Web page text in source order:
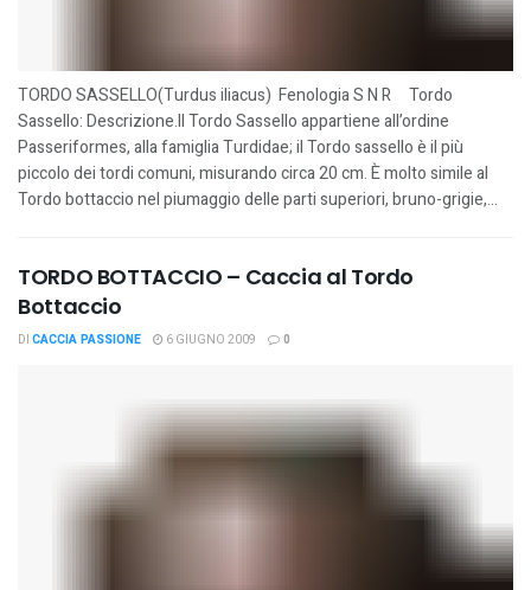
TORDO SASSELLO(Turdus iliacus) Fenologia S N R Tordo
Sassello: Descrizione.Il Tordo Sassello appartiene all’ordine
Passeriformes, alla famiglia Turdidae; il Tordo sassello è il più
piccolo dei tordi comuni, misurando circa 20 cm. È molto simile al
Tordo bottaccio nel piumaggio delle parti superiori, bruno-grigie,...
TORDO BOTTACCIO – Caccia al Tordo
Bottaccio
DI CACCIA PASSIONE 6 GIUGNO 2009 0